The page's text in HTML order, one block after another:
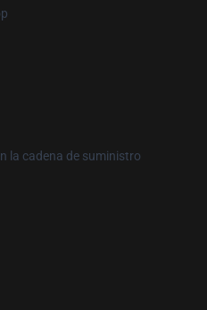
la cadena de suministro